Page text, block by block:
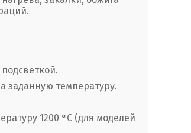
заданную температуру.
1200 °С (для моделей